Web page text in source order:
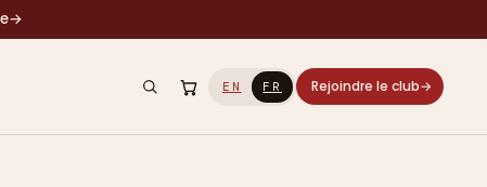
→
EN FR Rejoindre le club→